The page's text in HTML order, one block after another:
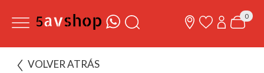
0
VOLVER ATRÁS